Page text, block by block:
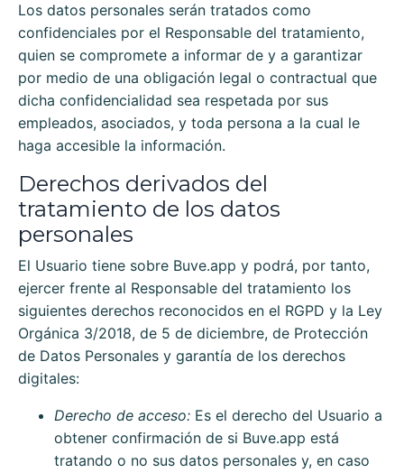
Los datos personales serán tratados como
confidenciales por el Responsable del tratamiento,
quien se compromete a informar de y a garantizar
por medio de una obligación legal o contractual que
dicha confidencialidad sea respetada por sus
empleados, asociados, y toda persona a la cual le
haga accesible la información.
Derechos derivados del
tratamiento de los datos
personales
El Usuario tiene sobre Buve.app y podrá, por tanto,
ejercer frente al Responsable del tratamiento los
siguientes derechos reconocidos en el RGPD y la Ley
Orgánica 3/2018, de 5 de diciembre, de Protección
de Datos Personales y garantía de los derechos
digitales:
Derecho de acceso: Es el derecho del Usuario a
obtener confirmación de si Buve.app está
tratando o no sus datos personales y, en caso